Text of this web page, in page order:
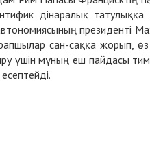
дінаралық
президенті
сан-саққа жорып, өз
үшін мұның еш пайдасы